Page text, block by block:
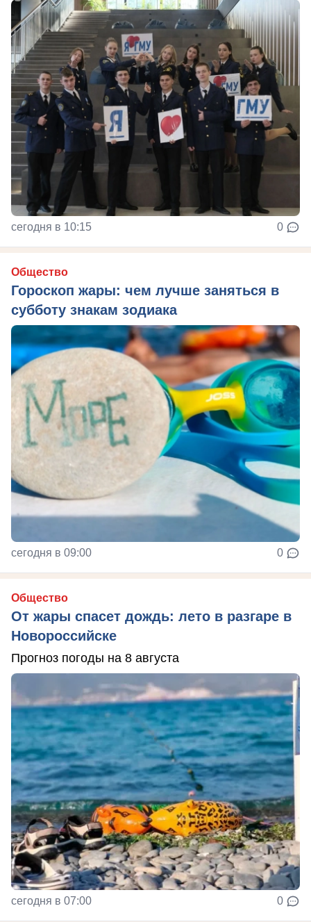
сегодня в 10:15 0
Общество
Гороскоп жары: чем лучше заняться в
субботу знакам зодиака
сегодня в 09:00 0
Общество
От жары спасет дождь: лето в разгаре в
Новороссийске
Прогноз погоды на 8 августа
сегодня в 07:00 0